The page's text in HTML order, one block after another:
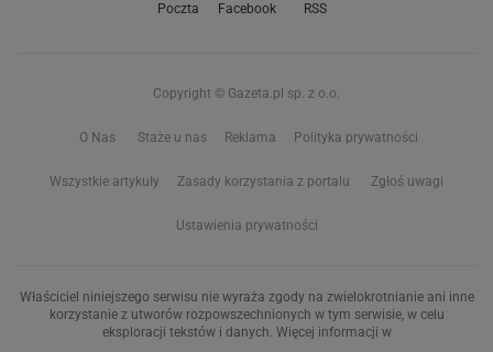
Poczta Facebook RSS
Copyright © Gazeta.pl sp. z o.o.
O Nas Staże u nas Reklama Polityka prywatności
Wszystkie artykuły Zasady korzystania z portalu Zgłoś uwagi
Ustawienia prywatności
Właściciel niniejszego serwisu nie wyraża zgody na zwielokrotnianie ani inne
korzystanie z utworów rozpowszechnionych w tym serwisie, w celu
eksploracji tekstów i danych. Więcej informacji w